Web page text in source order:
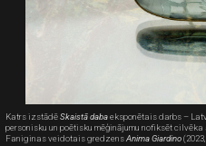
Katrs izstādēSkaistā dabaeksponētais darbs –
personisku un poētisku mēģinājumu nofiksēt
Faniginas veidotais gredzensAnima Giardino